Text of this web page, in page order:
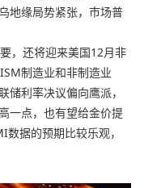
地缘局势紧张，市场普
，还将迎来美国12月非
制造业和非制造业
利率决议偏向鹰派，
一点，也有望给金价提
据的预期比较乐观，